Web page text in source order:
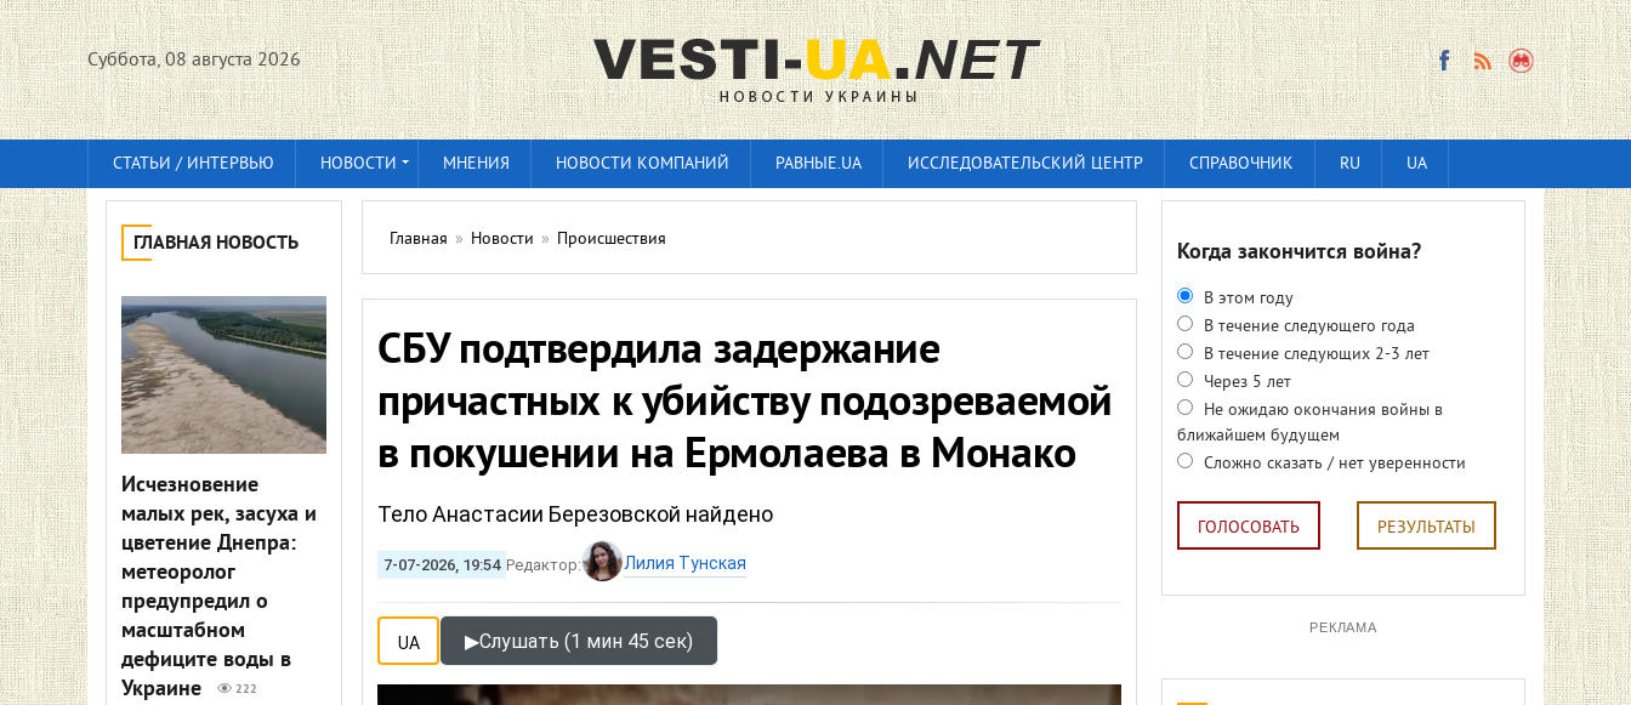
Суббота, 08 августа 2026
СТАТЬИ / ИНТЕРВЬЮ НОВОСТИ МНЕНИЯ НОВОСТИ КОМПАНИЙ РАВНЫЕ.UA ИССЛЕДОВАТЕЛЬСКИЙ ЦЕНТР СПРАВОЧНИК RU UA
ГЛАВНАЯ НОВОСТЬ
Исчезновение
малых рек, засуха и
цветение Днепра:
метеоролог
предупредил о
масштабном
дефиците воды в
Украине
222
Главная » Новости » Происшествия
СБУ подтвердила задержание
причастных к убийству подозреваемой
в покушении на Ермолаева в Монако
Тело Анастасии Березовской найдено
7-07-2026, 19:54 Редактор: Лилия Тунская
UA ▶Слушать (1 мин 45 сек)
Когда закончится война?
В этом году
В течение следующего года
В течение следующих 2-3 лет
Через 5 лет
Не ожидаю окончания войны в
ближайшем будущем
Сложно сказать / нет уверенности
ГОЛОСОВАТЬ РЕЗУЛЬТАТЫ
РЕКЛАМА